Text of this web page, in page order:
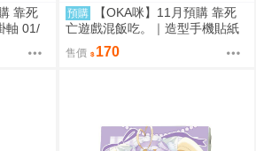
靠死
軸 01/
預購
【OKA咪】11月預購 靠死
亡遊戲混飯吃。｜造型手機貼紙
02/ (新繪插畫) (御城)
售價 170